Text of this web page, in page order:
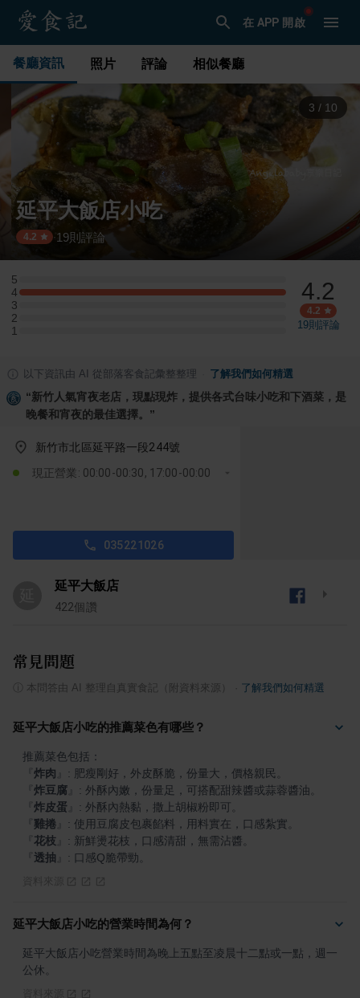
在 APP 開啟
餐廳資訊 照片 評論 相似餐廳
3 / 10
延平大飯店小吃
4.2 ·19則評論
5
5 星：0 則評論
4
4 星：3 則評論
3
3 星：0 則評論
2
2 星：0 則評論
1
1 星：0 則評論
4.2
4.2
19則評論
以下資訊由 AI 從部落客食記彙整整理 了解我們如何精選
“新竹人氣宵夜老店，現點現炸，提供各式台味小吃和下酒菜，是
晚餐和宵夜的最佳選擇。 ”
新竹市北區延平路一段244號
現正營業: 00:00-00:30, 17:00-00:00
035221026
延平大飯店
422個讚
常見問題
本問答由 AI 整理自真實食記（附資料來源） 了解我們如何精選
延平大飯店小吃的推薦菜色有哪些？
炸肉
炸豆腐
炸皮蛋
雞捲
花枝
透抽 : 口感Q脆帶勁。
延平大飯店小吃的營業時間為何？
延平大飯店小吃營業時間為晚上五點至凌晨十二點或一點，週一
公休。